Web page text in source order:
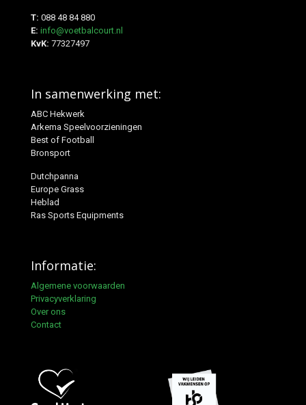
T: 088 48 84 880
E: info@voetbalcourt.nl
KvK: 77327497
In samenwerking met:
ABC Hekwerk
Arkema Speelvoorzieningen
Best of Football
Bronsport
Dutchpanna
Europe Grass
Heblad
Ras Sports Equipments
Informatie:
Algemene voorwaarden
Privacyverklaring
Over ons
Contact